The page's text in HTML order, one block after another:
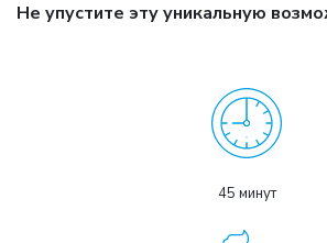
Не упустите эту уникальную
45 минут